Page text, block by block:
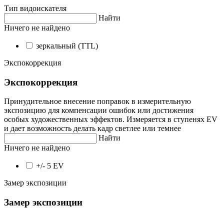
Тип видоискателя
Найти
Ничего не найдено
зеркальный (TTL)
Экспокоррекция
Экспокоррекция
Принудительное внесение поправок в измерительную
экспозицию для компенсации ошибок или достижения
особых художественных эффектов. Измеряется в ступенях EV
и дает возможность делать кадр светлее или темнее
Найти
Ничего не найдено
+/- 5 EV
Замер экспозиции
Замер экспозиции